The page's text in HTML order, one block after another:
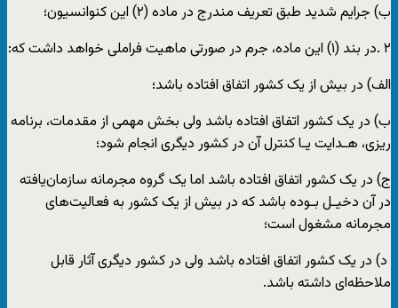
ب) جرایم شدید طبق تعریف مندرج در ماده (٢) این کنوانسیون؛
٢ .در بند (١) این ماده، جرم در صورتی ماهیت فراملی خواهد داشت که:
الف) در بیش از یک کشور اتفاق افتاده باشد؛
ب) در یک کشور اتفاق افتاده باشد ولی بخش مهمی از مقدمات، برنامه
ریزی، هـدایت یـا کنترل آن در کشور دیگری انجام شود؛
ج) در یک کشور اتفاق افتاده باشد اما یک گروه مجرمانه سازمان‌یافته
در آن دخیـل بـوده باشد که در بیش از یک کشور به فعالیت‌های
مجرمانه مشغول است؛
د) در یک کشور اتفاق افتاده باشد ولی در کشور دیگری آثار قابل
ملاحظه‌ای داشته باشد.